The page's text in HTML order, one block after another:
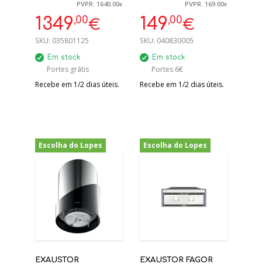
EXAUSTOR
INTEGRADO 80CM
PVPR: 1640.00€
1349,00€
SKU: 035801125
Em stock
Portes grátis
Recebe em 1/2 dias úteis.
INOX 600M3/H C
PVPR: 169.00€
149,00€
SKU: 040830005
Em stock
Portes 6€
Recebe em 1/2 dias úteis.
Escolha do Lopes
-50%
EXAUSTOR
Escolha do Lopes
EXAUSTOR FAGOR